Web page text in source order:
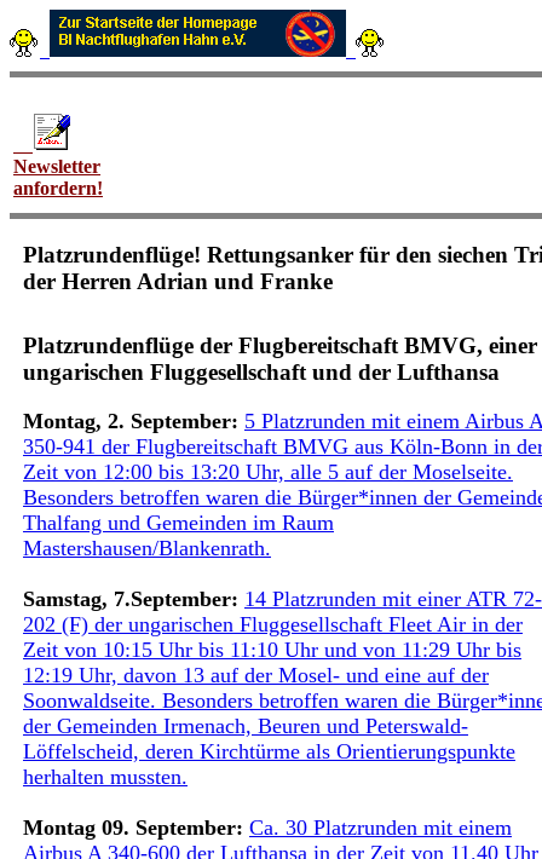
Newsletter
anfordern!
Platzrundenflüge! Rettungsanker für den siechen
der Herren Adrian und Franke
Platzrundenflüge der Flugbereitschaft BMVG, einer
ungarischen Fluggesellschaft und der Lufthansa
Montag, 2. September: 5 Platzrunden mit einem Airbus
350-941 der Flugbereitschaft BMVG aus Köln-Bonn in
Zeit von 12:00 bis 13:20 Uhr, alle 5 auf der Moselseite.
Besonders betroffen waren die Bürger*innen der
Thalfang und Gemeinden im Raum
Mastershausen/Blankenrath.
Samstag, 7.September: 14 Platzrunden mit einer ATR 72-
202 (F) der ungarischen Fluggesellschaft Fleet Air in der
Zeit von 10:15 Uhr bis 11:10 Uhr und von 11:29 Uhr bis
12:19 Uhr, davon 13 auf der Mosel- und eine auf der
Soonwaldseite. Besonders betroffen waren die
der Gemeinden Irmenach, Beuren und Peterswald-
Löffelscheid, deren Kirchtürme als Orientierungspunkte
herhalten mussten.
Montag 09. September: Ca. 30 Platzrunden mit einem
Airbus A 340-600 der Lufthansa in der Zeit von 11.40 Uhr